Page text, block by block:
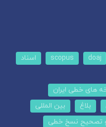
doaj
scopus
اسناد
های خطی ایران
بلاغ
بین المللی
تصحیح نسخ خطی